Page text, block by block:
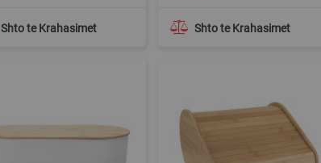
Shto te Krahasimet Shto te Krahasimet